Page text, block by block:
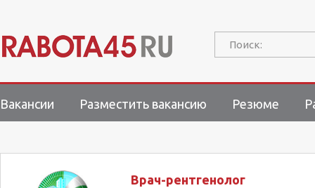
Поиск:
Вакансии Разместить вакансию Резюме
Врач-рентгенолог